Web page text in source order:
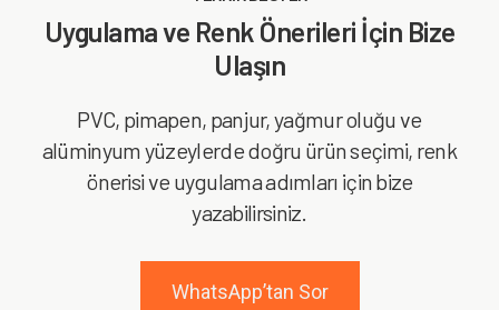
Uygulama ve Renk Önerileri İçin Bize
Ulaşın
PVC, pimapen, panjur, yağmur oluğu ve
alüminyum yüzeylerde doğru ürün seçimi, renk
önerisi ve uygulama adımları için bize
yazabilirsiniz.
WhatsApp’tan Sor